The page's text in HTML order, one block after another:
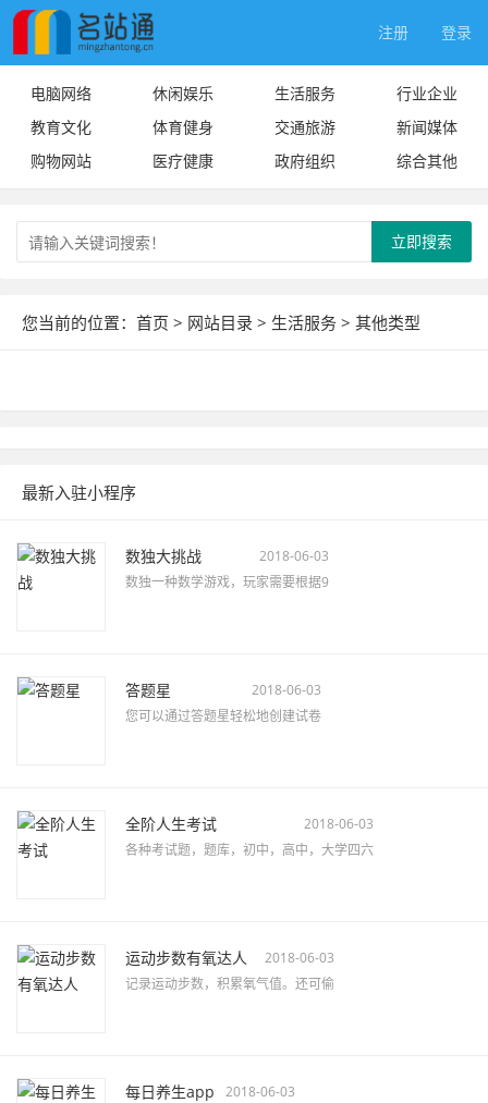
注册 登录
电脑网络 休闲娱乐 生活服务
行业企业
教育文化
体育健身 交通旅游
新闻媒体
购物网站
医疗健康 政府组织 综合其他
立即搜索
您当前的位置： 首页 > 网站目录 > 生活服务 > 其他类型
最新入驻小程序
数独大挑战
2018-06-03
数独一种数学游戏，玩家需要根据9
答题星
2018-06-03
您可以通过答题星轻松地创建试卷
全阶人生考试
2018-06-03
各种考试题，题库，初中，高中，大学四六
运动步数有氧达人
2018-06-03
记录运动步数，积累氧气值。还可偷
每日养生app
2018-06-03